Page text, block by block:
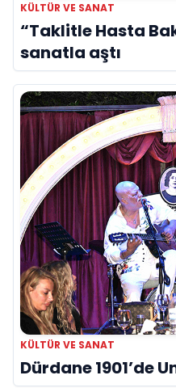
KÜLTÜR VE SANAT
“Taklitle Hasta
sanatla aştı
KÜLTÜR VE SANAT
Dürdane 1901’de